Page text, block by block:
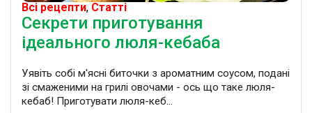
Всі рецепти, Статті
Секрети приготування
ідеального люля-кебаба
Уявіть собі м'ясні биточки з ароматним соусом, подані
зі смаженими на грилі овочами - ось що таке люля-
кебаб! Приготувати люля-кеб...